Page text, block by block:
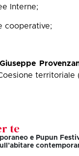
Interne;
cooperative;
Giuseppe
territoriale
te
e Pupun